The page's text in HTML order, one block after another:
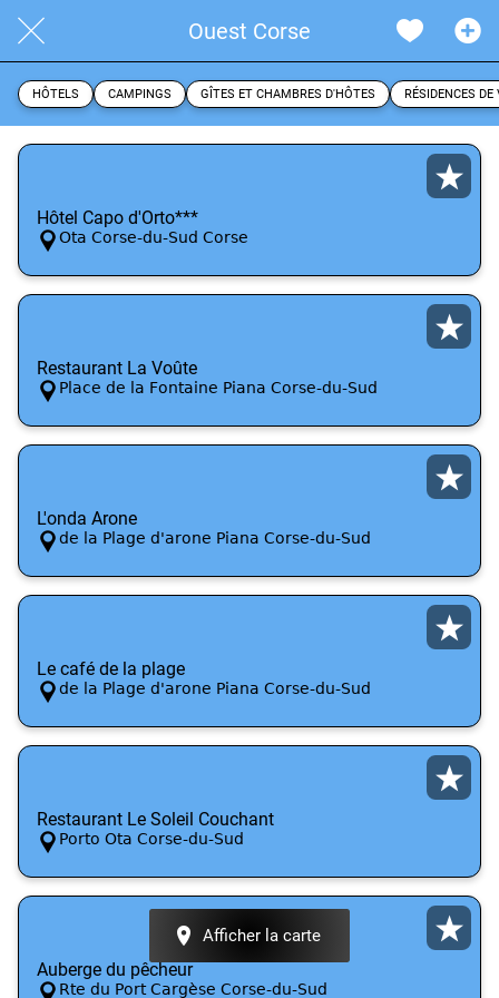
Ouest Corse
HÔTELS CAMPINGS GÎTES ET CHAMBRES D'HÔTES RÉSIDENCES DE
Hôtel Capo d'Orto***
Ota Corse-du-Sud Corse
Restaurant La Voûte
Place de la Fontaine Piana Corse-du-Sud
L'onda Arone
de la Plage d'arone Piana Corse-du-Sud
Le café de la plage
de la Plage d'arone Piana Corse-du-Sud
Restaurant Le Soleil Couchant
Porto Ota Corse-du-Sud
Auberge du pêcheur
Rte du Port Cargèse Corse-du-Sud
Afficher la carte